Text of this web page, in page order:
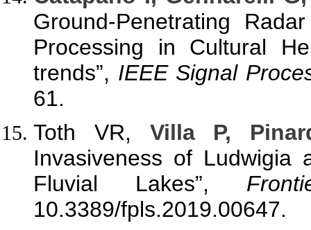
Ground-Penetrating
Processing in Cultural
trends”, IEEE Signal
61.
Toth VR, Villa P,
Invasiveness of Ludwigia
Fluvial Lakes”,
10.3389/fpls.2019.00647.